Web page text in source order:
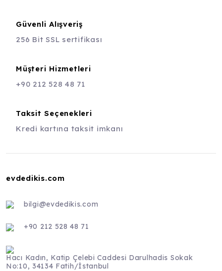
Güvenli Alışveriş
256 Bit SSL sertifikası
Müşteri Hizmetleri
+90 212 528 48 71
Taksit Seçenekleri
Kredi kartına taksit imkanı
evdedikis.com
bilgi@evdedikis.com
+90 212 528 48 71
Hacı Kadın, Katip Çelebi Caddesi Darulhadis Sokak
No:10, 34134 Fatih/İstanbul